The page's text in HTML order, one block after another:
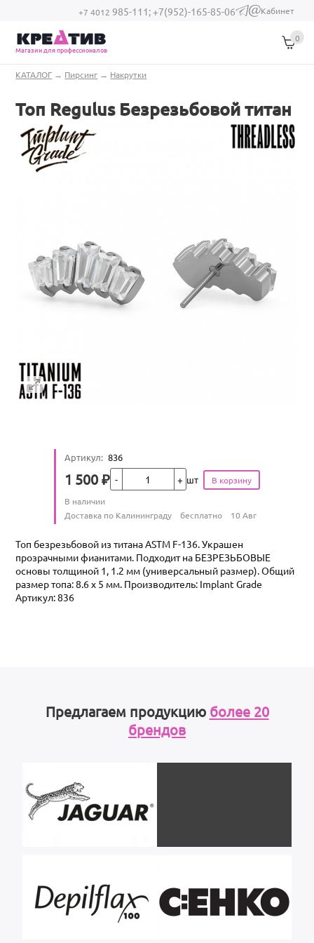
Перейти к основному содержанию
+7 4012 985-111;+7(952)-165-85-06
(link sends e-
Кабинет
Магазин для профессионалов
0
Вы здесь
КАТАЛОГ → Пирсинг → Накрутки
Топ Regulus Безрезьбовой титан
Артикул: 836
Цена
1 500 ₽Кол-во шт
Количество
В наличии
Условия доставки
Доставка по Калининграду бесплатно 10 Авг
Топ безрезьбовой из титана ASTM F-136. Украшен
прозрачными фианитами. Подходит на БЕЗРЕЗЬБОВЫЕ
основы толщиной 1, 1.2 мм (универсальный размер). Общий
размер топа: 8.6 х 5 мм. Производитель: Implant Grade
Артикул: 836
Предлагаем продукцию более 20
брендов